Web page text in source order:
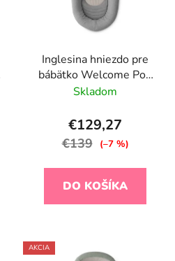
Inglesina hniezdo pre
bábätko Welcome Pod
Harmony Grey
Skladom
€129,27
€139 (–7 %)
DO KOŠÍKA
AKCIA